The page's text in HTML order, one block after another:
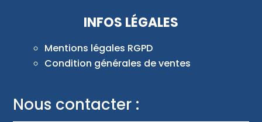
INFOS LÉGALES
Mentions légales RGPD
Condition générales de ventes
Nous contacter :